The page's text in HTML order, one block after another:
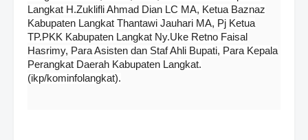
Langkat H.Zuklifli Ahmad Dian LC MA, Ketua Baznaz
Kabupaten Langkat Thantawi Jauhari MA, Pj Ketua
TP.PKK Kabupaten Langkat Ny.Uke Retno Faisal
Hasrimy, Para Asisten dan Staf Ahli Bupati, Para Kepala
Perangkat Daerah Kabupaten Langkat.
(ikp/kominfolangkat).